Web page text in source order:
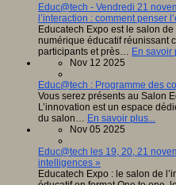
Educ@tech - Vendredi 21
l’interaction : comment penser
Educatech Expo est le salon
numérique éducatif réunissant
participants et près… En savoir
Nov 12 2025
Educ@tech : Programme des
Vous serez présents au Salon
L’innovation est un espace
du salon… En savoir plus...
Nov 05 2025
Educ@tech les 19, 20, 21
intelligences »
Educatech Expo : le salon de